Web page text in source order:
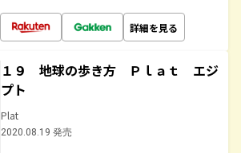
詳細を見る
１９ 地球の歩き方 Ｐｌａｔ エジ
プト
Plat
2020.08.19 発売